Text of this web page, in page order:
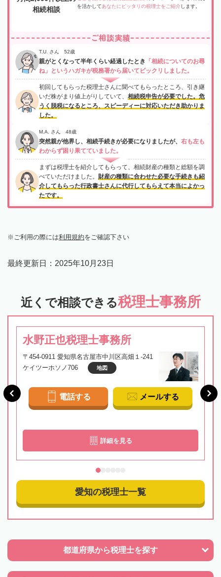
相続相談
を活かしてあなたにピッタリの税理士をご紹介 します。
ご相談実績
T.U. さん 52歳
親がとくなって半年くらい経過したとき
「相続についてのお尋
ね」というハガキが税務署から届いてビックリしました。
初回してもらった税理士さんに聞べてもらったところ、引き継
いだ株がまり値上がりしていて、 相続税申告が必要でした。危
うく脱税になるところ、スピーディーに対応いただき助かりま
した。
M.A. さん 48歳
突然親が他界し、相続手続きが必要になりましたが、 右も左も
わからず困り果てていました。
まずは税理士を紹介してもらって、相続財産の種類と総額を調
べていただけました。 財産の種類に合わせた必要な手続きも紹
介してもらった行政書士さんに代行してもらえて本当によかっ
たです。
ご利用の際には利用規約をご確認下さい
最終更新日： 2025年10月23日
近くで相談できる税理士事務所
水野正也税理士事務所
〒454-0911 愛知県名古屋市中川区高畑１-241
ケイツーホソノ706
地図
電話する メールする
詳細を見る
愛知の税理士一覧
都道府県から税理士を探す